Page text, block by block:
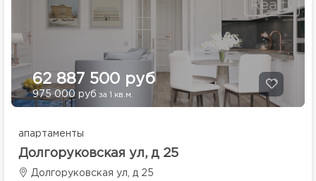
62 887 500 руб
975 000 руб за 1 кв.м.
апартаменты
Долгоруковская ул, д 25
Долгоруковская ул, д 25